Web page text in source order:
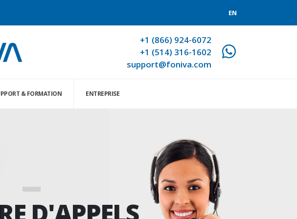
EN
+1 (866) 924-6072
+1 (514) 316-1602
support@foniva.com
& FORMATION ENTREPRISE